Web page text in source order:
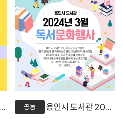
공통 용인시 도서관 2024년 3월 독서문화행사